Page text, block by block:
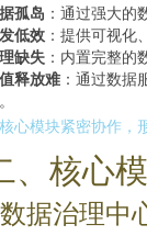
孤岛 ：通过强大的
低效 ：提供可视化
缺失 ：内置完整的
释放难 ：通过数
心模块紧密协作，
、核心
数据治理